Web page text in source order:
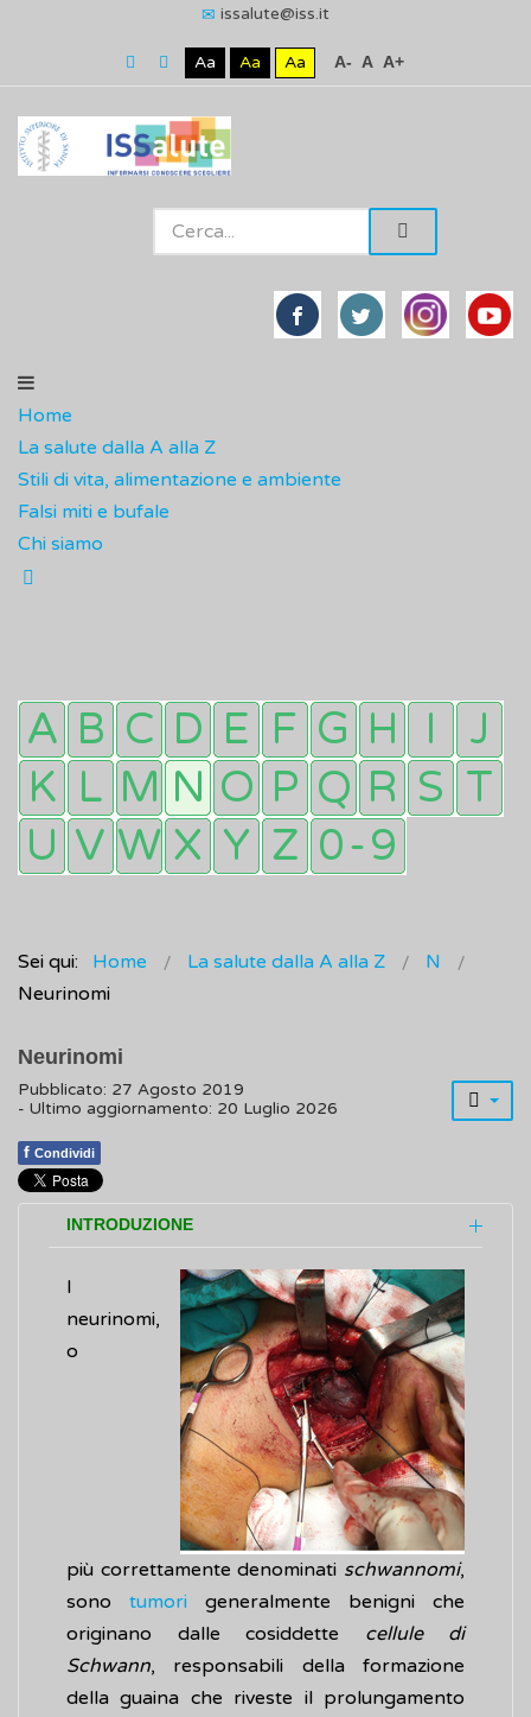
issalute@iss.it
Aa Aa Aa A- A A+
Home
La salute dalla A alla Z
Stili di vita, alimentazione e ambiente
Falsi miti e bufale
Chi siamo
Sei qui: Home La salute dalla A alla Z
N
Neurinomi
Neurinomi
Pubblicato: 27 Agosto 2019
- Ultimo aggiornamento: 20 Luglio 2026
f Condividi
INTRODUZIONE
I
neurinomi,
o
più correttamente denominati schwannomi,
sono tumori generalmente benigni che
originano dalle cosiddette cellule di
Schwann, responsabili della formazione
della guaina che riveste il prolungamento